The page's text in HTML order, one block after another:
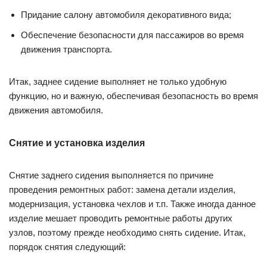
Придание салону автомобиля декоративного вида;
Обеспечение безопасности для пассажиров во время
движения транспорта.
Итак, заднее сидение выполняет не только удобную
функцию, но и важную, обеспечивая безопасность во время
движения автомобиля.
Снятие и установка изделия
Снятие заднего сидения выполняется по причине
проведения ремонтных работ: замена детали изделия,
модернизация, установка чехлов и т.п. Также иногда данное
изделие мешает проводить ремонтные работы других
узлов, поэтому прежде необходимо снять сидение. Итак,
порядок снятия следующий: